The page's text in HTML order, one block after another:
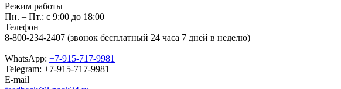
Режим работы
Пн. – Пт.: с 9:00 до 18:00
Телефон
8-800-234-2407 (звонок бесплатный 24 часа 7 дней в неделю)
WhatsApp: +7-915-717-9981
Telegram: +7-915-717-9981
E-mail